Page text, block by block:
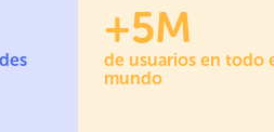
+5M
de usuarios en todo
mundo